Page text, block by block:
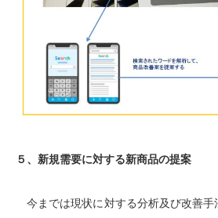
５、新規需要に対する新商品の提案
今までは現状に対する分析及び改善手